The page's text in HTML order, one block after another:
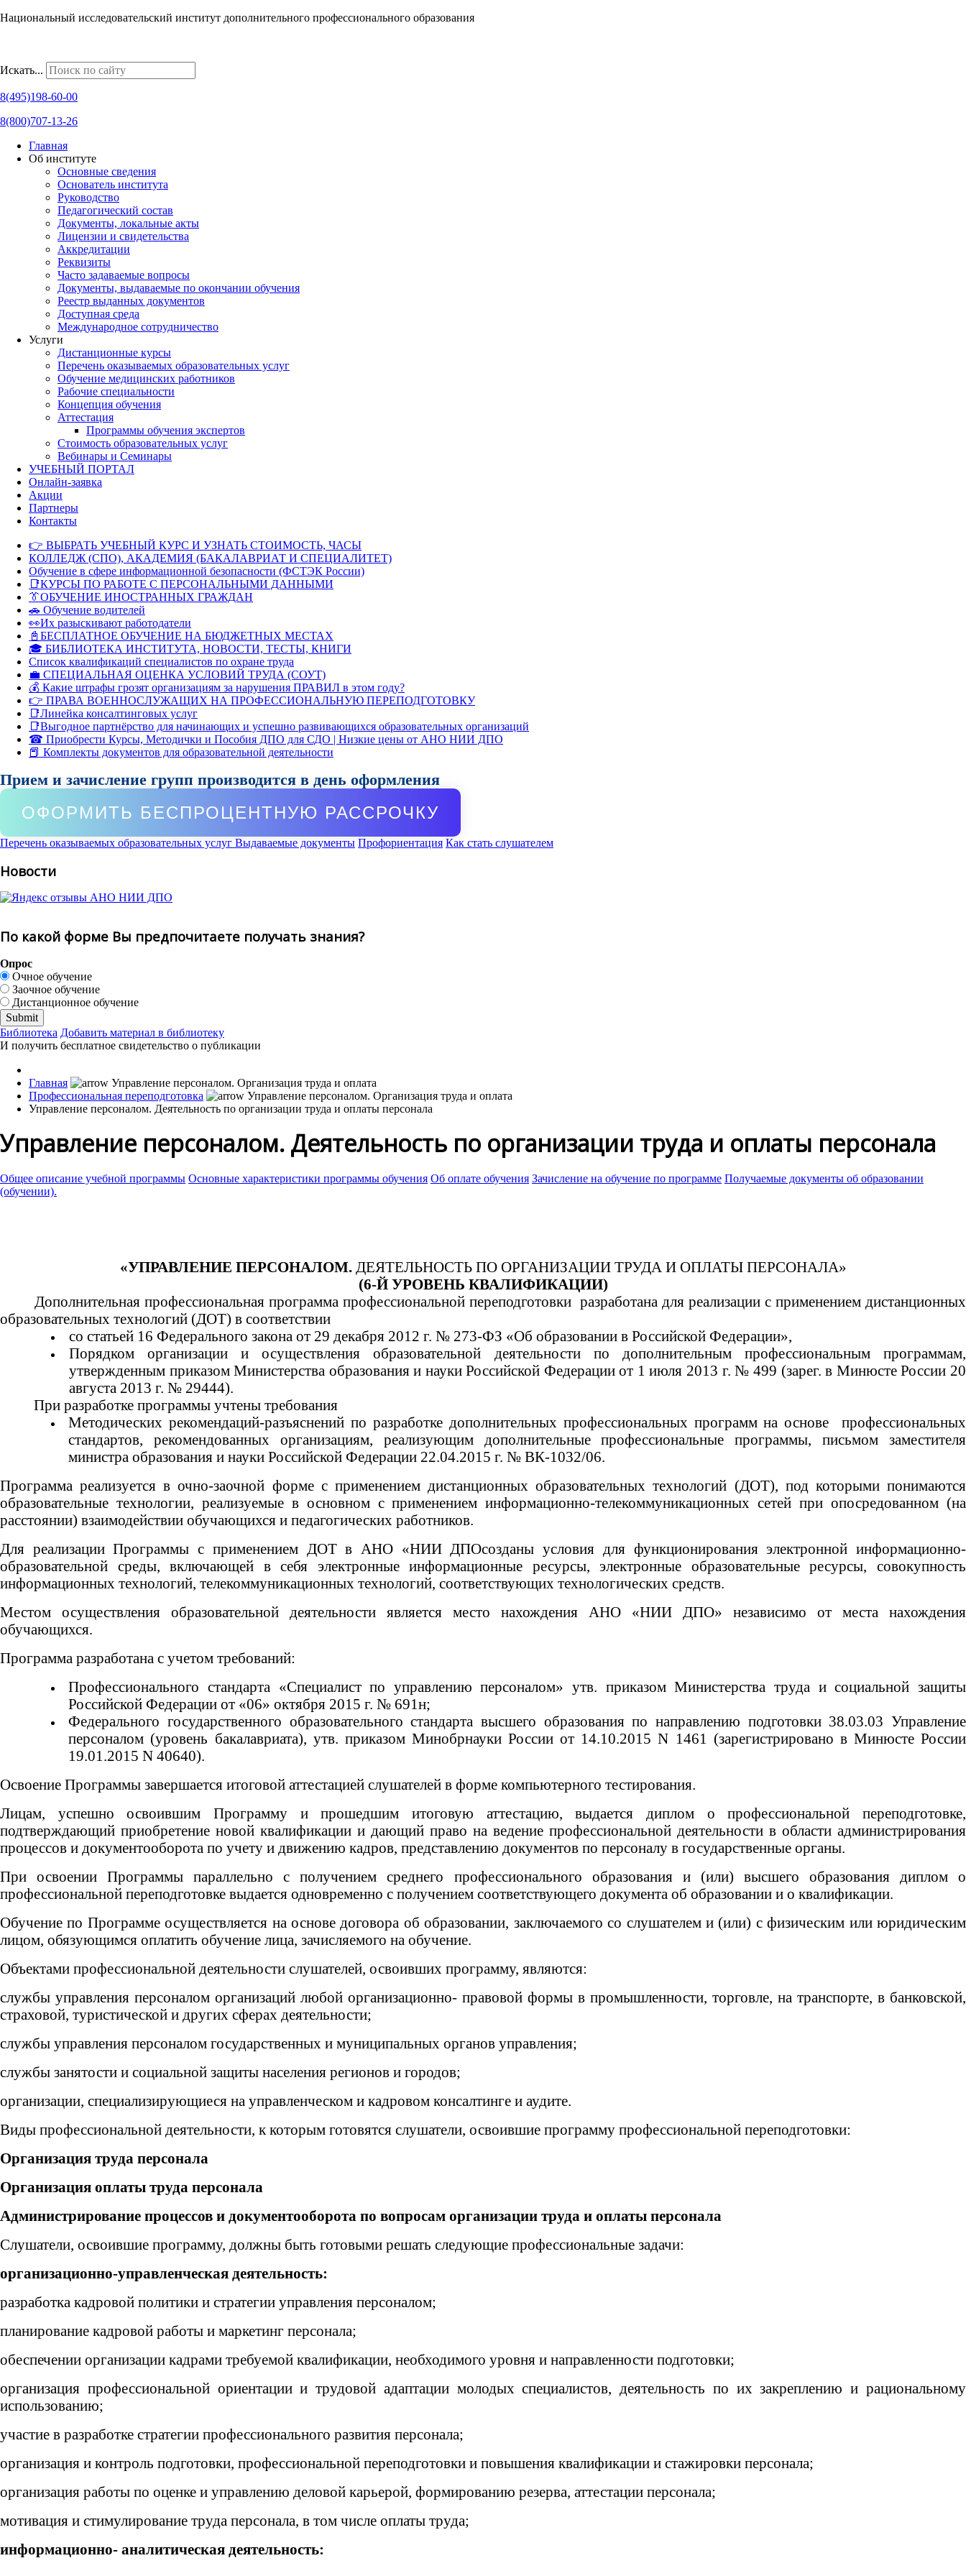
Национальный исследовательский институт дополнительного профессионального образования
Искать...
8(495)198-60-00
8(800)707-13-26
Главная
Об институте
Основные сведения
Основатель института
Руководство
Педагогический состав
Документы, локальные акты
Лицензии и свидетельства
Аккредитации
Реквизиты
Часто задаваемые вопросы
Документы, выдаваемые по окончании обучения
Реестр выданных документов
Доступная среда
Международное сотрудничество
Услуги
Дистанционные курсы
Перечень оказываемых образовательных услуг
Обучение медицинских работников
Рабочие специальности
Концепция обучения
Аттестация
Программы обучения экспертов
Стоимость образовательных услуг
Вебинары и Семинары
УЧЕБНЫЙ ПОРТАЛ
Онлайн-заявка
Акции
Партнеры
Контакты
👉 ВЫБРАТЬ УЧЕБНЫЙ КУРС И УЗНАТЬ СТОИМОСТЬ, ЧАСЫ
КОЛЛЕДЖ (СПО), АКАДЕМИЯ (БАКАЛАВРИАТ И СПЕЦИАЛИТЕТ)
Обучение в сфере информационной безопасности (ФСТЭК России)
📑КУРСЫ ПО РАБОТЕ С ПЕРСОНАЛЬНЫМИ ДАННЫМИ
👔ОБУЧЕНИЕ ИНОСТРАННЫХ ГРАЖДАН
🚗 Обучение водителей
👀Их разыскивают работодатели
📓БЕСПЛАТНОЕ ОБУЧЕНИЕ НА БЮДЖЕТНЫХ МЕСТАХ
🎓 БИБЛИОТЕКА ИНСТИТУТА, НОВОСТИ, ТЕСТЫ, КНИГИ
Список квалификаций специалистов по охране труда
💼 СПЕЦИАЛЬНАЯ ОЦЕНКА УСЛОВИЙ ТРУДА (СОУТ)
💰 Какие штрафы грозят организациям за нарушения ПРАВИЛ в этом году?
👉 ПРАВА ВОЕННОСЛУЖАЩИХ НА ПРОФЕССИОНАЛЬНУЮ ПЕРЕПОДГОТОВКУ
📑Линейка консалтинговых услуг
📑Выгодное партнёрство для начинающих и успешно развивающихся образовательных организаций
☎ Приобрести Курсы, Методички и Пособия ДПО для СДО | Низкие цены от АНО НИИ ДПО
📕 Комплекты документов для образовательной деятельности
Прием и зачисление групп производится в день оформления
ОФОРМИТЬ БЕСПРОЦЕНТНУЮ РАССРОЧКУ
Перечень оказываемых образовательных услуг Выдаваемые документы Профориентация Как стать слушателем
Новости
По какой форме Вы предпочитаете получать знания?
Опрос
Очное обучение
Заочное обучение
Дистанционное обучение
Библиотека Добавить материал в библиотеку
И получить бесплатное свидетельство о публикации
Главная
Профессиональная переподготовка
Управление персоналом. Деятельность по организации труда и оплаты персонала
Управление персоналом. Деятельность по организации труда и оплаты персонала
Общее описание учебной программы Основные характеристики программы обучения Об оплате обучения Зачисление на обучение по программе Получаемые документы об образовании
(обучении).
«УПРАВЛЕНИЕ ПЕРСОНАЛОМ. ДЕЯТЕЛЬНОСТЬ ПО ОРГАНИЗАЦИИ ТРУДА И ОПЛАТЫ ПЕРСОНАЛА»
(6-Й УРОВЕНЬ КВАЛИФИКАЦИИ)
Дополнительная профессиональная программа профессиональной переподготовки разработана для реализации с применением дистанционных
образовательных технологий (ДОТ) в соответствии
со статьей 16 Федерального закона от 29 декабря 2012 г. № 273-ФЗ «Об образовании в Российской Федерации»,
Порядком организации и осуществления образовательной деятельности по дополнительным профессиональным программам,
утвержденным приказом Министерства образования и науки Российской Федерации от 1 июля 2013 г. № 499 (зарег. в Минюсте России 20
августа 2013 г. № 29444).
При разработке программы учтены требования
Методических рекомендаций-разъяснений по разработке дополнительных профессиональных программ на основе профессиональных
стандартов, рекомендованных организациям, реализующим дополнительные профессиональные программы, письмом заместителя
министра образования и науки Российской Федерации 22.04.2015 г. № ВК-1032/06.
Программа реализуется в очно-заочной форме с применением дистанционных образовательных технологий (ДОТ), под которыми понимаются
образовательные технологии, реализуемые в основном с применением информационно-телекоммуникационных сетей при опосредованном (на
расстоянии) взаимодействии обучающихся и педагогических работников.
Для реализации Программы с применением ДОТ в АНО «НИИ ДПОсозданы условия для функционирования электронной информационно-
образовательной среды, включающей в себя электронные информационные ресурсы, электронные образовательные ресурсы, совокупность
информационных технологий, телекоммуникационных технологий, соответствующих технологических средств.
Местом осуществления образовательной деятельности является место нахождения АНО «НИИ ДПО» независимо от места нахождения
обучающихся.
Программа разработана с учетом требований:
Профессионального стандарта «Специалист по управлению персоналом» утв. приказом Министерства труда и социальной защиты
Российской Федерации от «06» октября 2015 г. № 691н;
Федерального государственного образовательного стандарта высшего образования по направлению подготовки 38.03.03 Управление
персоналом (уровень бакалавриата), утв. приказом Минобрнауки России от 14.10.2015 N 1461 (зарегистрировано в Минюсте России
19.01.2015 N 40640).
Освоение Программы завершается итоговой аттестацией слушателей в форме компьютерного тестирования.
Лицам, успешно освоившим Программу и прошедшим итоговую аттестацию, выдается диплом о профессиональной переподготовке,
подтверждающий приобретение новой квалификации и дающий право на ведение профессиональной деятельности в области администрирования
процессов и документооборота по учету и движению кадров, представлению документов по персоналу в государственные органы.
При освоении Программы параллельно с получением среднего профессионального образования и (или) высшего образования диплом о
профессиональной переподготовке выдается одновременно с получением соответствующего документа об образовании и о квалификации.
Обучение по Программе осуществляется на основе договора об образовании, заключаемого со слушателем и (или) с физическим или юридическим
лицом, обязующимся оплатить обучение лица, зачисляемого на обучение.
Объектами профессиональной деятельности слушателей, освоивших программу, являются:
службы управления персоналом организаций любой организационно- правовой формы в промышленности, торговле, на транспорте, в банковской,
страховой, туристической и других сферах деятельности;
службы управления персоналом государственных и муниципальных органов управления;
службы занятости и социальной защиты населения регионов и городов;
организации, специализирующиеся на управленческом и кадровом консалтинге и аудите.
Виды профессиональной деятельности, к которым готовятся слушатели, освоившие программу профессиональной переподготовки:
Организация труда персонала
Организация оплаты труда персонала
Администрирование процессов и документооборота по вопросам организации труда и оплаты персонала
Слушатели, освоившие программу, должны быть готовыми решать следующие профессиональные задачи:
организационно-управленческая деятельность:
разработка кадровой политики и стратегии управления персоналом;
планирование кадровой работы и маркетинг персонала;
обеспечении организации кадрами требуемой квалификации, необходимого уровня и направленности подготовки;
организация профессиональной ориентации и трудовой адаптации молодых специалистов, деятельность по их закреплению и рациональному
использованию;
участие в разработке стратегии профессионального развития персонала;
организация и контроль подготовки, профессиональной переподготовки и повышения квалификации и стажировки персонала;
организация работы по оценке и управлению деловой карьерой, формированию резерва, аттестации персонала;
мотивация и стимулирование труда персонала, в том числе оплаты труда;
информационно- аналитическая деятельность: